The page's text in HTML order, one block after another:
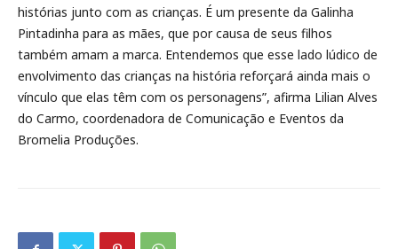
histórias junto com as crianças. É um presente da Galinha
Pintadinha para as mães, que por causa de seus filhos
também amam a marca. Entendemos que esse lado lúdico de
envolvimento das crianças na história reforçará ainda mais o
vínculo que elas têm com os personagens”, afirma Lilian Alves
do Carmo, coordenadora de Comunicação e Eventos da
Bromelia Produções.